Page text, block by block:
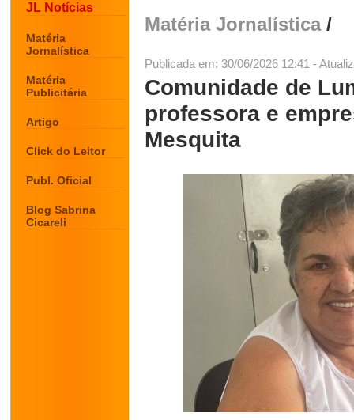
JL Notícias
Matéria
Jornalística
Matéria
Publicitária
Artigo
Click do Leitor
Publ. Oficial
Blog Sabrina
Cicareli
Matéria Jornalística/
Publicada em: 30/06/2026 12:41 -
Comunidade de
professora e
Mesquita